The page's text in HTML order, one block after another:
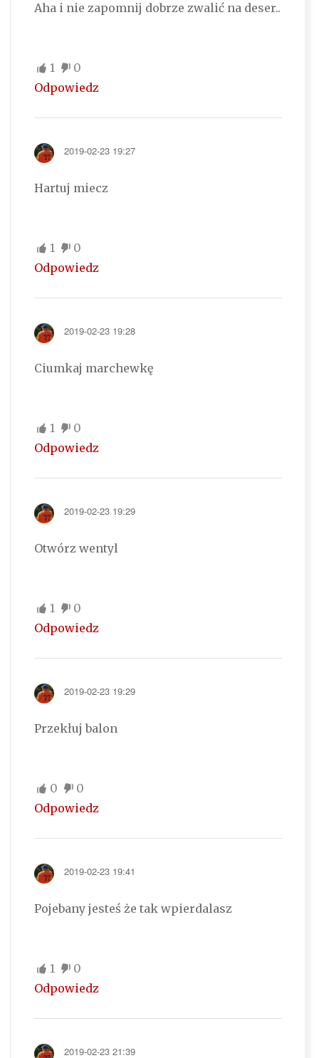
Aha i nie zapomnij dobrze zwalić na deser..
1
0
Odpowiedz
2019-02-23 19:27
Hartuj miecz
1
0
Odpowiedz
2019-02-23 19:28
Ciumkaj marchewkę
1
0
Odpowiedz
2019-02-23 19:29
Otwórz wentyl
1
0
Odpowiedz
2019-02-23 19:29
Przekłuj balon
0
0
Odpowiedz
2019-02-23 19:41
Pojebany jesteś że tak wpierdalasz
1
0
Odpowiedz
2019-02-23 21:39